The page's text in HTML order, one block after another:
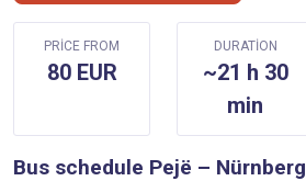
PRICE FROM
80 EUR
DURATION
~21 h 30
min
Bus schedule Pejë – Nürnberg